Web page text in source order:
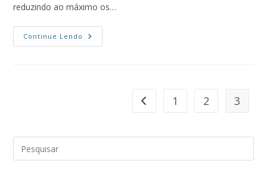
reduzindo ao máximo os…
Continue Lendo
1 2 3